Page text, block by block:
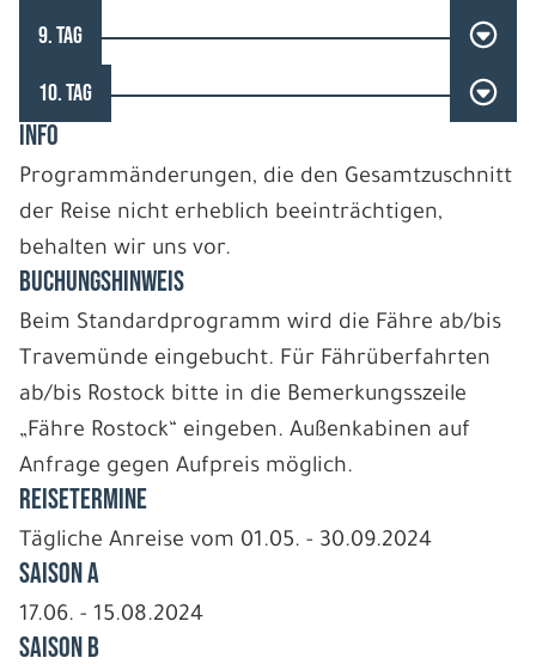
9. TAG
10. TAG
INFO
Programmänderungen, die den Gesamtzuschnitt
der Reise nicht erheblich beeinträchtigen,
behalten wir uns vor.
BUCHUNGSHINWEIS
Beim Standardprogramm wird die Fähre ab/bis
Travemünde eingebucht. Für Fährüberfahrten
ab/bis Rostock bitte in die Bemerkungsszeile
„Fähre Rostock“ eingeben. Außenkabinen auf
Anfrage gegen Aufpreis möglich.
REISETERMINE
Tägliche Anreise vom 01.05. - 30.09.2024
Saison A
17.06. - 15.08.2024
Saison B